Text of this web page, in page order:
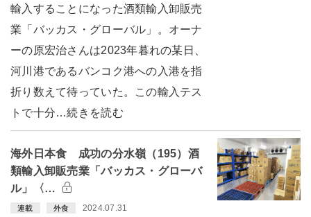
輸入することになった酒類輸入卸販売
業「バッカス・グローバル」。オーナ
ーの原宏治さんは2023年暮れの某日、
河川港であるバンコク港への入港を指
折り数えて待っていた。この輸入テス
トで十分…続きを読む
海外日本食 成功の分水嶺（195）酒
類輸入卸販売業「バッカス・グローバ
ル」〈…
連載 外食 2024.07.31